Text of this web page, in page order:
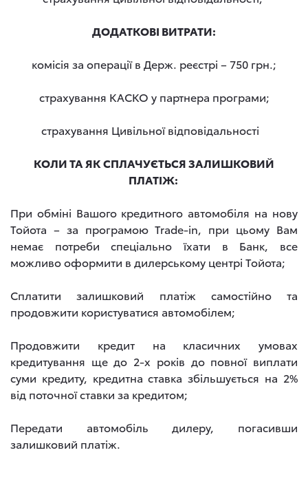
ДОДАТКОВІ ВИТРАТИ:
комісія за операції в Держ. реєстрі – 750 грн.;
страхування КАСКО у партнера програми;
страхування Цивільної відповідальності
КОЛИ ТА ЯК СПЛАЧУЄТЬСЯ ЗАЛИШКОВИЙ
ПЛАТІЖ:
При обміні Вашого кредитного автомобіля на нову
Тойота – за програмою Trade-in, при цьому Вам
немає потреби спеціально їхати в Банк, все
можливо оформити в дилерському центрі Тойота;
Сплатити залишковий платіж самостійно та
продовжити користуватися автомобілем;
Продовжити кредит на класичних умовах
кредитування ще до 2-х років до повної виплати
суми кредиту, кредитна ставка збільшується на 2%
від поточної ставки за кредитом;
Передати автомобіль дилеру, погасивши
залишковий платіж.